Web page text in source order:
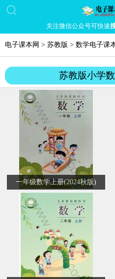
关注微信公众号可快速
电子课本网 > 苏教版 > 数学电子课
苏教版小学
一年级数学上册(2024秋版)